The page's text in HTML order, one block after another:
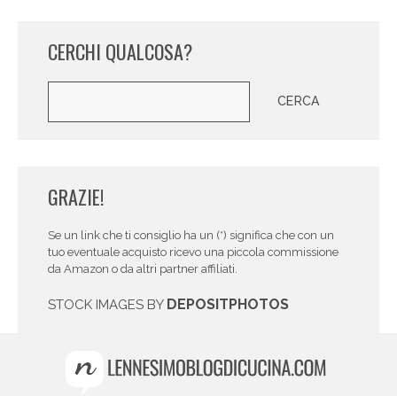
CERCHI QUALCOSA?
CERCA
GRAZIE!
Se un link che ti consiglio ha un (*) significa che con un
tuo eventuale acquisto ricevo una piccola commissione
da Amazon o da altri partner affiliati.
STOCK IMAGES BY DEPOSITPHOTOS